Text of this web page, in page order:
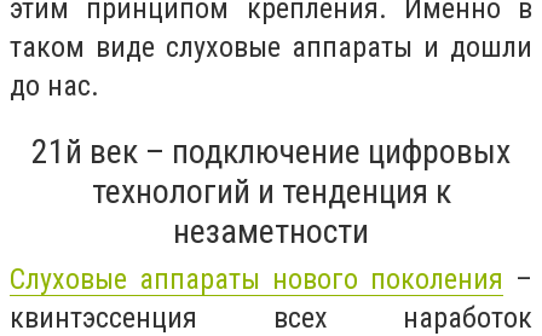
этим принципом крепления. Именно в
таком виде слуховые аппараты и дошли
до нас.
21й век – подключение цифровых
технологий и тенденция к
незаметности
Слуховые аппараты нового поколения –
квинтэссенция всех наработок